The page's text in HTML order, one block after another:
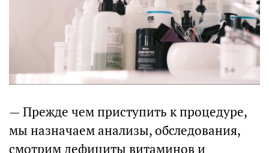
— Прежде чем приступить к процедуре,
мы назначаем анализы, обследования,
смотрим дефициты витаминов и